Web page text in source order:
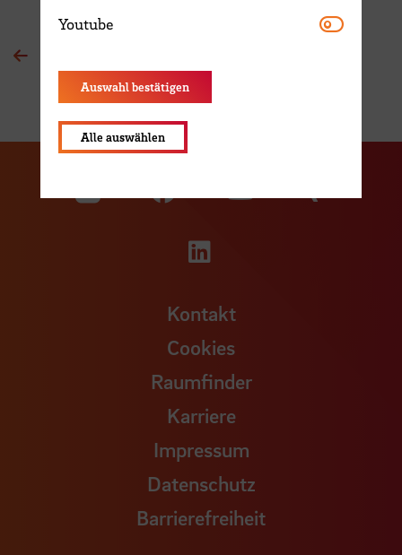
Zu unserer
Kontakt
Cookies
Raumfinder
Karriere
Impressum
Datenschutz
Barrierefreiheit
Youtube Youtube
Auswahl bestätigen
Alle auswählen